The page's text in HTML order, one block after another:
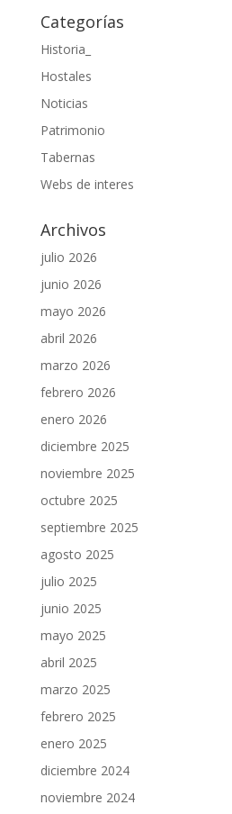
Categorías
Historia_
Hostales
Noticias
Patrimonio
Tabernas
Webs de interes
Archivos
julio 2026
junio 2026
mayo 2026
abril 2026
marzo 2026
febrero 2026
enero 2026
diciembre 2025
noviembre 2025
octubre 2025
septiembre 2025
agosto 2025
julio 2025
junio 2025
mayo 2025
abril 2025
marzo 2025
febrero 2025
enero 2025
diciembre 2024
noviembre 2024